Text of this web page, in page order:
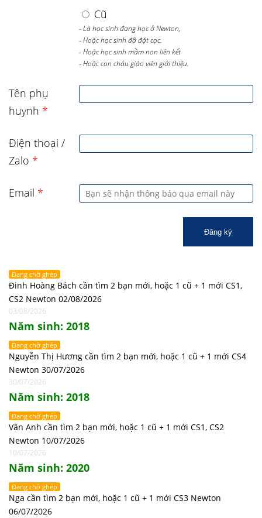
Cũ
- Là học sinh đang học ở Newton,
- Hoặc học sinh đã đặt cọc.
- Hoặc học sinh mầm non liên kết
- Hoặc con cháu giáo viên giới thiệu.
Tên phụ
huynh *
Điện thoại /
Zalo *
Email *
Đăng ký
Đang chờ ghép
Đinh Hoàng Bách cần tìm 2 bạn mới, hoặc 1 cũ + 1 mới CS1,
CS2 Newton 02/08/2026
03/08/2026
Năm sinh: 2018
Đang chờ ghép
Nguyễn Thị Hương cần tìm 2 bạn mới, hoặc 1 cũ + 1 mới CS4
Newton 30/07/2026
30/07/2026
Năm sinh: 2018
Đang chờ ghép
Vân Anh cần tìm 2 bạn mới, hoặc 1 cũ + 1 mới CS1, CS2
Newton 10/07/2026
10/07/2026
Năm sinh: 2020
Đang chờ ghép
Nga cần tìm 2 bạn mới, hoặc 1 cũ + 1 mới CS3 Newton
06/07/2026